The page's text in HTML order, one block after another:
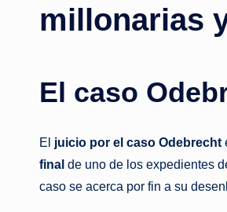
millonarias
El caso
El juicio por el caso Odebrecht
final de uno de los expedientes
caso se acerca por fin a su